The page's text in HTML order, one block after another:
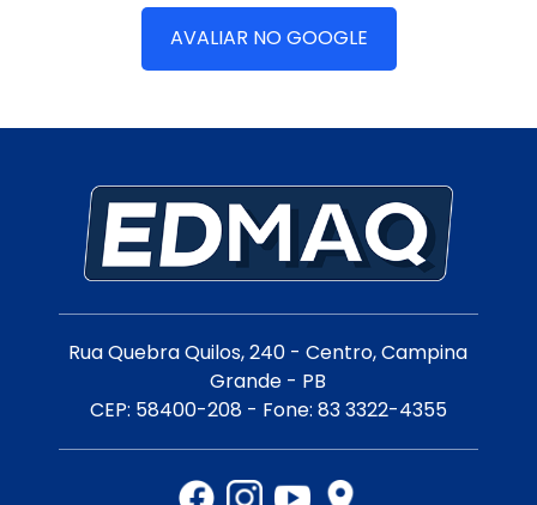
AVALIAR NO GOOGLE
Rua Quebra Quilos, 240 - Centro, Campina
Grande - PB
CEP: 58400-208 - Fone: 83 3322-4355